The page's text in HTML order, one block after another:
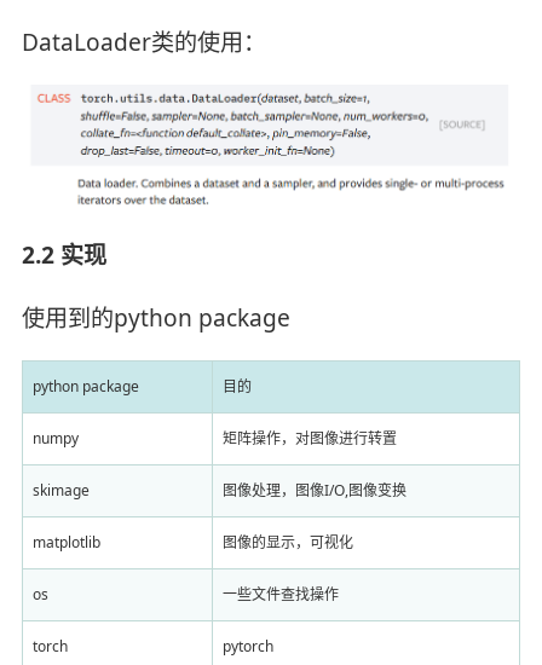
DataLoader类的使用：
2.2 实现
使用到的python package
python package 目的
numpy 矩阵操作，对图像进行转置
skimage 图像处理，图像I/O,图像变换
matplotlib 图像的显示，可视化
os 一些文件查找操作
torch pytorch